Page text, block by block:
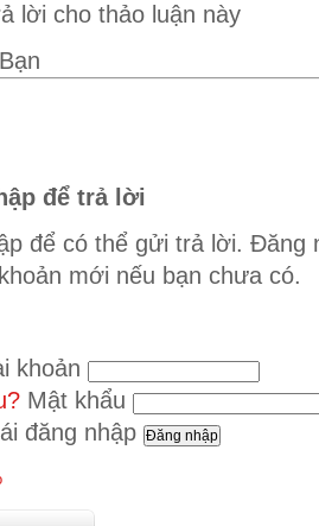
lời cho thảo luận này
để trả lời
để có thể gửi trả lời. Đăng
mới nếu bạn chưa có.
khoản
Mật khẩu
đăng nhập